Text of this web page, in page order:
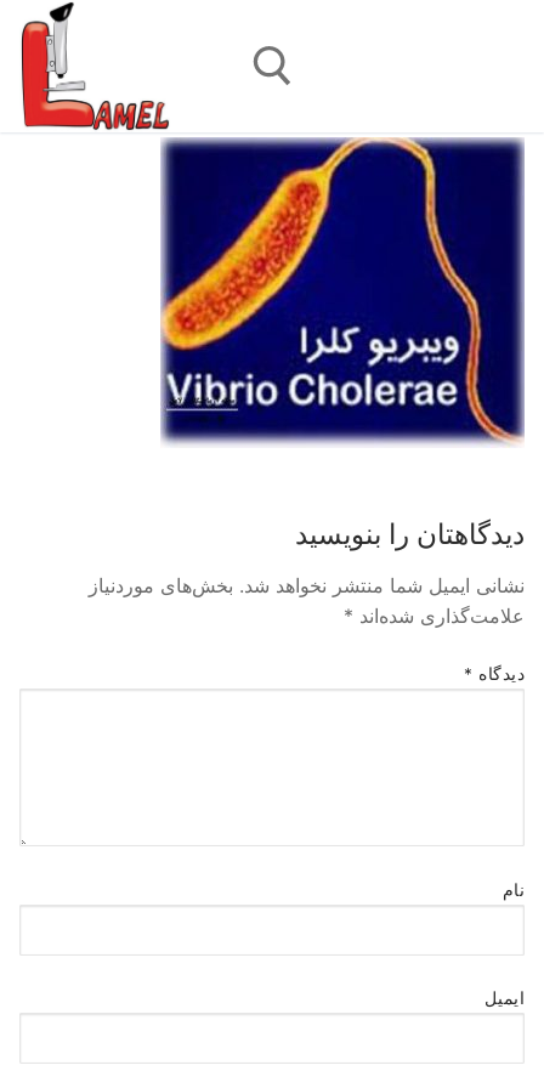
جستجو برای:
دیدگاهتان را بنویسید
نشانی ایمیل شما منتشر نخواهد شد. بخش‌های موردنیاز
علامت‌گذاری شده‌اند *
دیدگاه *
نام
ایمیل